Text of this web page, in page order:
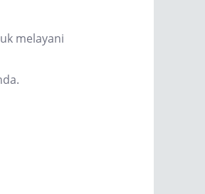
melayani